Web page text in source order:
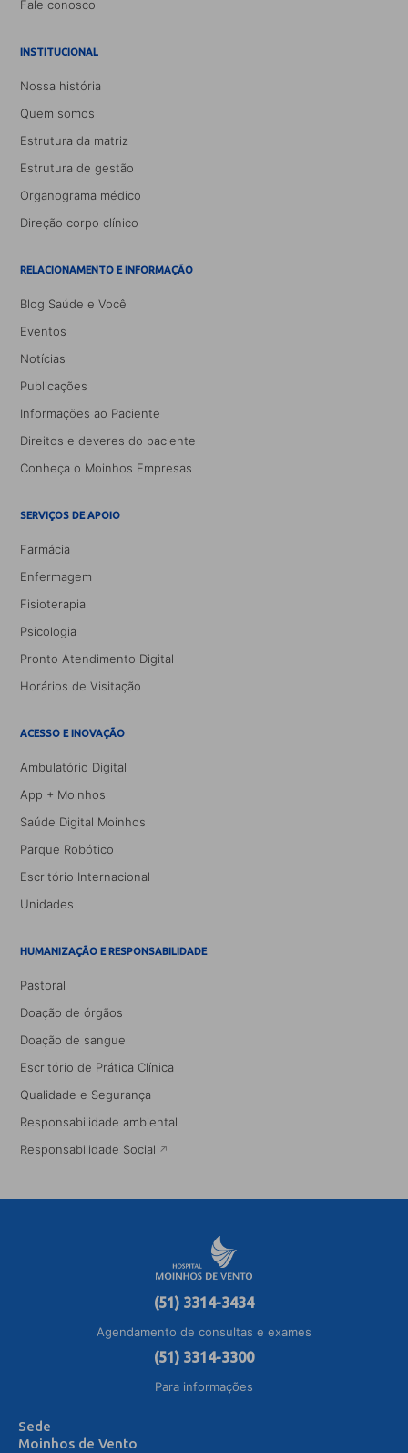
Fale conosco
INSTITUCIONAL
Nossa história
Quem somos
Estrutura da matriz
Estrutura de gestão
Organograma médico
Direção corpo clínico
RELACIONAMENTO E INFORMAÇÃO
Blog Saúde e Você
Eventos
Notícias
Publicações
Informações ao Paciente
Direitos e deveres do paciente
Conheça o Moinhos Empresas
SERVIÇOS DE APOIO
Farmácia
Enfermagem
Fisioterapia
Psicologia
Pronto Atendimento Digital
Horários de Visitação
ACESSO E INOVAÇÃO
Ambulatório Digital
App + Moinhos
Saúde Digital Moinhos
Parque Robótico
Escritório Internacional
Unidades
HUMANIZAÇÃO E RESPONSABILIDADE
Pastoral
Doação de órgãos
Doação de sangue
Escritório de Prática Clínica
Qualidade e Segurança
Responsabilidade ambiental
Responsabilidade Social
(51) 3314-3434
Agendamento de consultas e exames
(51) 3314-3300
Para informações
Sede
Moinhos de Vento